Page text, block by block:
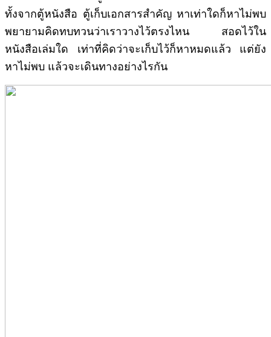
ทั้งจากตู้หนังสือ ตู้เก็บเอกสารสำคัญ หาเท่าใดก็หาไม่พบ
พยายามคิดทบทวนว่าเราวางไว้ตรงไหน สอดไว้ใน
หนังสือเล่มใด เท่าที่คิดว่าจะเก็บไว้ก็หาหมดแล้ว แต่ยัง
หาไม่พบ แล้วจะเดินทางอย่างไรกัน